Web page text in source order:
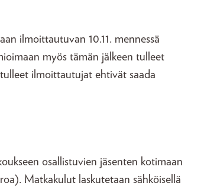
ilmoittautuvan 10.11. mennessä
myös tämän jälkeen tulleet
ilmoittautujat ehtivät saada
osallistuvien jäsenten kotimaan
Matkakulut laskutetaan sähköisellä